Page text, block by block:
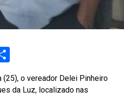
Share
o vereador Delei Pinheiro
da Luz, localizado nas